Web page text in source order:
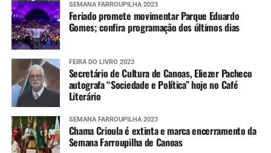
SEMANA FARROUPILHA 2023
Feriado promete movimentar Parque Eduardo
Gomes; confira programação dos últimos dias
FEIRA DO LIVRO 2023
Secretário de Cultura de Canoas, Eliezer Pacheco
autografa “Sociedade e Política” hoje no Café
Literário
SEMANA FARROUPILHA 2023
Chama Crioula é extinta e marca encerramento da
Semana Farroupilha de Canoas